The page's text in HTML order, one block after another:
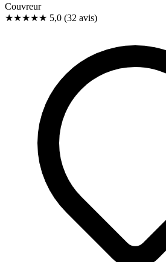
Couvreur
★★★★★ 5,0 (32 avis)